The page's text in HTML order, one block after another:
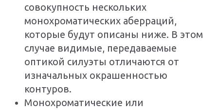
совокупность нескольких
монохроматических аберраций,
которые будут описаны ниже. В этом
случае видимые, передаваемые
оптикой силуэты отличаются от
изначальных окрашенностью
контуров.
Монохроматические или